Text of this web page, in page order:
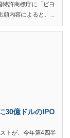
許商標庁に「ビヨ
内容によると、...
30億ドルのIPO
トが、今年第4四半